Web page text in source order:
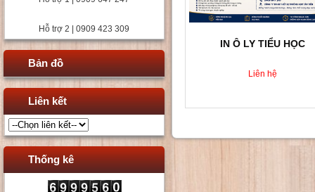
Hỗ trợ 2 | 0909 423 309
Bản đồ
Liên kết
Thống kê
IN Ô LY TIỂU HỌC
Liên hệ